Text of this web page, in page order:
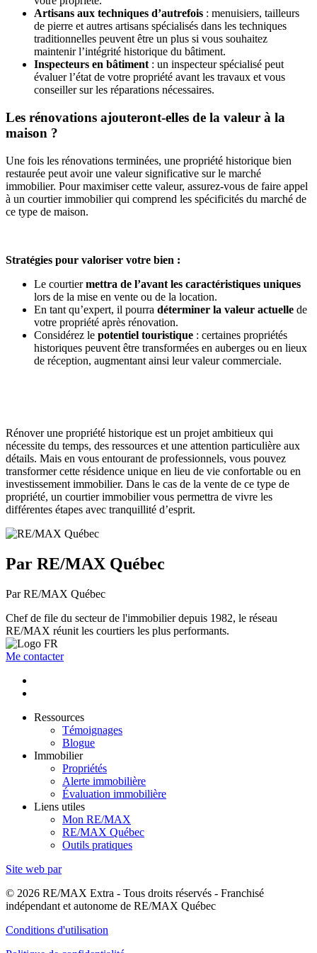
Artisans aux techniques d’autrefois : menuisiers, tailleurs
de pierre et autres artisans spécialisés dans les techniques
traditionnelles peuvent être un plus si vous souhaitez
maintenir l’intégrité historique du bâtiment.
Inspecteurs en bâtiment : un inspecteur spécialisé peut
évaluer l’état de votre propriété avant les travaux et vous
conseiller sur les réparations nécessaires.
Les rénovations ajouteront-elles de la valeur à la
maison ?
Une fois les rénovations terminées, une propriété historique bien
restaurée peut avoir une valeur significative sur le marché
immobilier. Pour maximiser cette valeur, assurez-vous de faire appel
à un courtier immobilier qui comprend les spécificités du marché de
ce type de maison.
Stratégies pour valoriser votre bien :
Le courtiermettra de l’avant les caractéristiques uniques
lors de la mise en vente ou de la location.
En tant qu’expert, il pourra déterminer la valeur actuelle de
votre propriété après rénovation.
Considérez le potentiel touristique : certaines propriétés
historiques peuvent être transformées en auberges ou en lieux
de réception, augmentant ainsi leur valeur commerciale.
Rénover une propriété historique est un projet ambitieux qui
nécessite du temps, des ressources et une attention particulière aux
détails. Mais en vous entourant de professionnels, vous pouvez
transformer cette résidence unique en lieu de vie confortable ou en
investissement immobilier. Dans le cas de la vente de ce type de
propriété, un courtier immobilier vous permettra de vivre les
différentes étapes avec tranquillité d’esprit.
Par RE/MAX Québec
Par RE/MAX Québec
Chef de file du secteur de l'immobilier depuis 1982, le réseau
RE/MAX réunit les courtiers les plus performants.
Me contacter
Ressources
Témoignages
Blogue
Immobilier
Propriétés
Alerte immobilière
Évaluation immobilière
Liens utiles
Mon RE/MAX
RE/MAX Québec
Outils pratiques
Site web par
© 2026 RE/MAX Extra - Tous droits réservés - Franchisé
indépendant et autonome de RE/MAX Québec
Conditions d'utilisation